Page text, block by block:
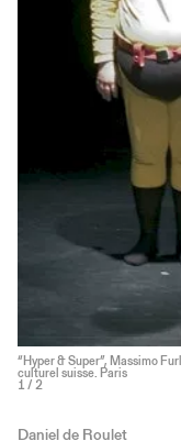
“Hyper & Super”, Massimo
culturel suisse. Paris
1 / 2
Daniel de Roulet